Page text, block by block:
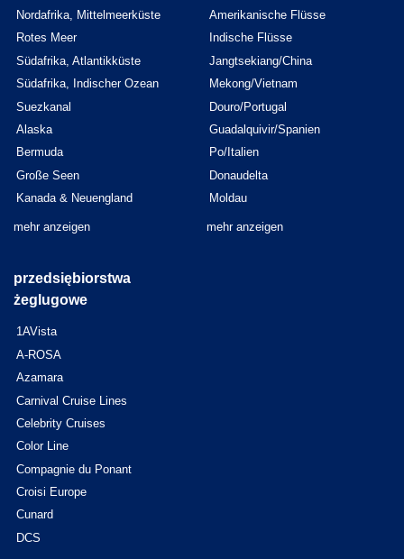
Nordafrika, Mittelmeerküste
Rotes Meer
Südafrika, Atlantikküste
Südafrika, Indischer Ozean
Suezkanal
Alaska
Bermuda
Große Seen
Kanada & Neuengland
mehr anzeigen
Amerikanische Flüsse
Indische Flüsse
Jangtsekiang/China
Mekong/Vietnam
Douro/Portugal
Guadalquivir/Spanien
Po/Italien
Donaudelta
Moldau
mehr anzeigen
przedsiębiorstwa
żeglugowe
1AVista
A-ROSA
Azamara
Carnival Cruise Lines
Celebrity Cruises
Color Line
Compagnie du Ponant
Croisi Europe
Cunard
DCS